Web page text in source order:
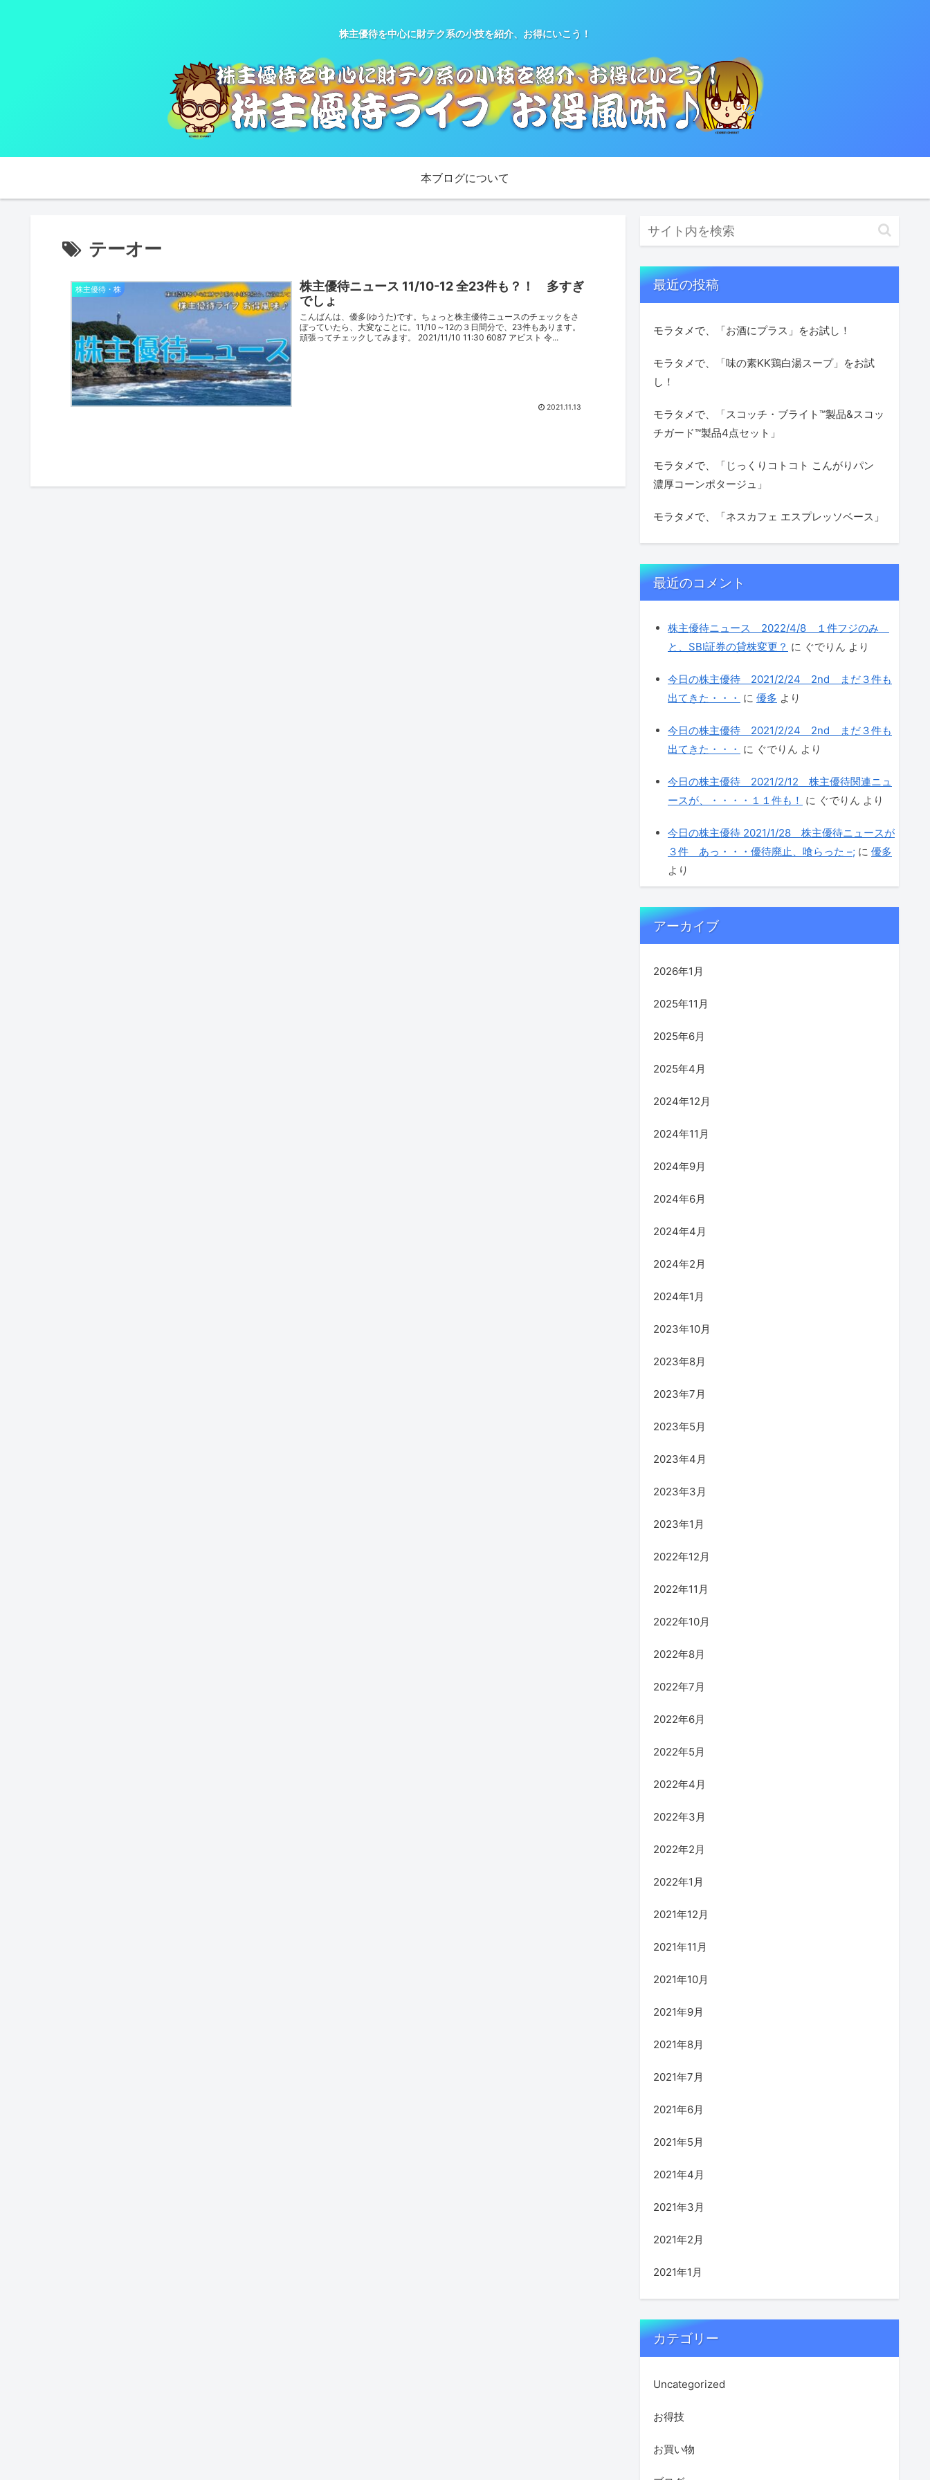
株主優待を中心に財テク系の小技を紹介、お得にいこう！
本ブログについて
テーオー
株主優待・株
株主優待ニュース 11/10-12 全23件も？！ 多すぎ
でしょ
こんばんは、優多(ゆうた)です。ちょっと株主優待ニュースのチェックをさ
ぼっていたら、大変なことに。11/10～12の３日間分で、23件もあります。
頑張ってチェックしてみます。 2021/11/10 11:30 6087 アビスト 令...
2021.11.13
最近の投稿
モラタメで、「お酒にプラス」をお試し！
モラタメで、「味の素KK鶏白湯スープ」をお試
し！
モラタメで、「スコッチ・ブライト™製品&スコッ
チガード™製品4点セット」
モラタメで、「じっくりコトコト こんがりパン
濃厚コーンポタージュ」
モラタメで、「ネスカフェ エスプレッソベース」
最近のコメント
株主優待ニュース 2022/4/8 １件フジのみ
と、SBI証券の貸株変更？ に ぐでりん より
今日の株主優待 2021/2/24 2nd まだ３件も
出てきた・・・ に 優多 より
今日の株主優待 2021/2/24 2nd まだ３件も
出てきた・・・ に ぐでりん より
今日の株主優待 2021/2/12 株主優待関連ニュ
ースが、・・・・１１件も！ に ぐでりん より
今日の株主優待 2021/1/28 株主優待ニュースが
３件 あっ・・・優待廃止、喰らった –; に 優多
より
アーカイブ
2026年1月
2025年11月
2025年6月
2025年4月
2024年12月
2024年11月
2024年9月
2024年6月
2024年4月
2024年2月
2024年1月
2023年10月
2023年8月
2023年7月
2023年5月
2023年4月
2023年3月
2023年1月
2022年12月
2022年11月
2022年10月
2022年8月
2022年7月
2022年6月
2022年5月
2022年4月
2022年3月
2022年2月
2022年1月
2021年12月
2021年11月
2021年10月
2021年9月
2021年8月
2021年7月
2021年6月
2021年5月
2021年4月
2021年3月
2021年2月
2021年1月
カテゴリー
Uncategorized
お得技
お買い物